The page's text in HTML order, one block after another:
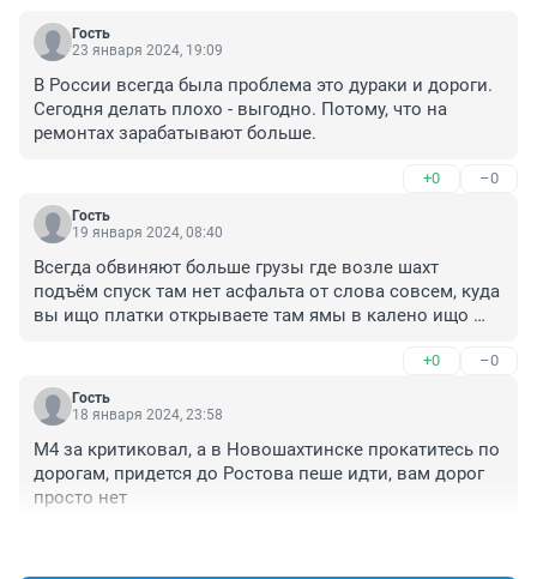
Гость
23 января 2024, 19:09
В России всегда была проблема это дураки и дороги.
Сегодня делать плохо - выгодно. Потому, что на
ремонтах зарабатывают больше.
+0 –0
Гость
19 января 2024, 08:40
Всегда обвиняют больше грузы где возле шахт
подъём спуск там нет асфальта от слова совсем, куда
вы ищо платки открываете там ямы в калено ищо
ремонтируют на месяц не хватает
+0 –0
Гость
18 января 2024, 23:58
М4 за критиковал, а в Новошахтинске прокатитесь по
дорогам, придется до Ростова пеше идти, вам дорог
просто нет